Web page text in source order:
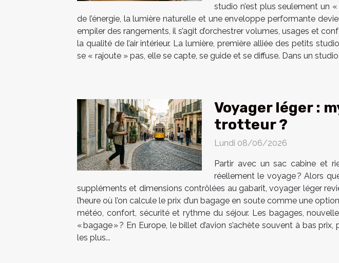
studio n’est plus seulement un
de l’énergie, la lumière naturelle et une enveloppe performante
empiler des rangements, il s’agit d’orchestrer volumes, usages et
la qualité de l’air intérieur. La lumière, première alliée des petits
se « rajoute » pas, elle se capte, se guide et se diffuse. Dans un
Voyager léger :
trotteur ?
Lundi 08/06/2026
Partir avec un sac cabine et
réellement le voyage ? Alors
suppléments et dimensions contrôlées au gabarit, voyager léger
l’heure où l’on calcule le prix d’un bagage en soute comme une
météo, confort, sécurité et rythme du séjour. Les bagages,
« bagage » ? En Europe, le billet d’avion s’achète souvent à bas
les plus...